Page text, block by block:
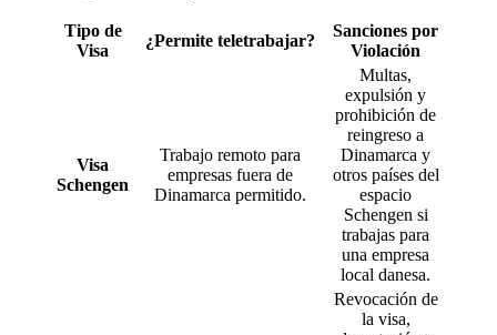
Tipo de
Visa
¿Permite teletrabajar?
Sanciones por
Violación
Visa
Schengen
Trabajo remoto para
empresas fuera de
Dinamarca permitido.
Multas,
expulsión y
prohibición de
reingreso a
Dinamarca y
otros países del
espacio
Schengen si
trabajas para
una empresa
local danesa.
Revocación de
la visa,